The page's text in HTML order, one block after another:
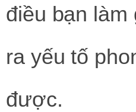
điều bạn làm
ra yếu tố
được.